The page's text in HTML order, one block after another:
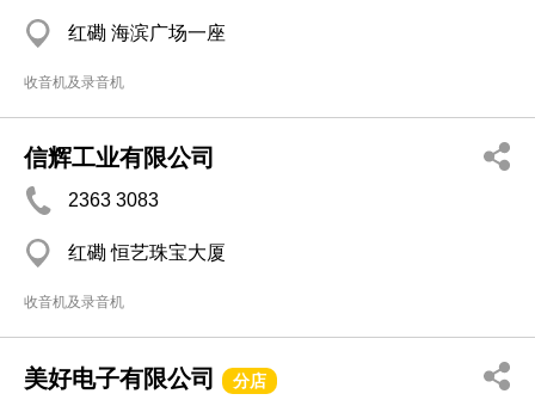
红磡 海滨广场一座
收音机及录音机
信辉工业有限公司
2363 3083
红磡 恒艺珠宝大厦
收音机及录音机
美好电子有限公司 分店